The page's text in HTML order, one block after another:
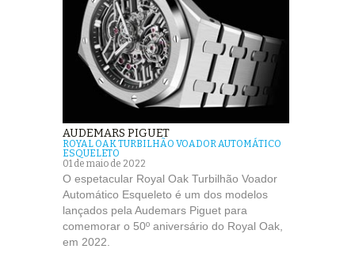
AUDEMARS PIGUET
ROYAL OAK TURBILHÃO VOADOR AUTOMÁTICO
ESQUELETO
01 de maio de 2022
O espetacular Royal Oak Turbilhão Voador
Automático Esqueleto é um dos modelos
lançados pela Audemars Piguet para
comemorar o 50º aniversário do Royal Oak,
em 2022.